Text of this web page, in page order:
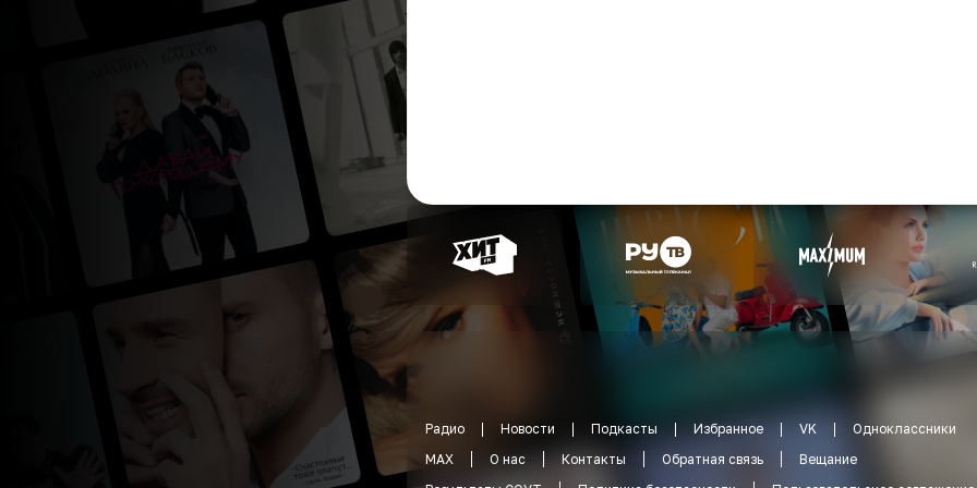
Радио Новости Подкасты Избранное VK
Одноклассники
MAX
О нас Контакты Обратная связь
Вещание